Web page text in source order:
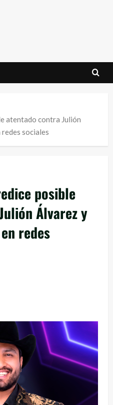
atentado contra Julión
sociales
posible
Álvarez y
redes